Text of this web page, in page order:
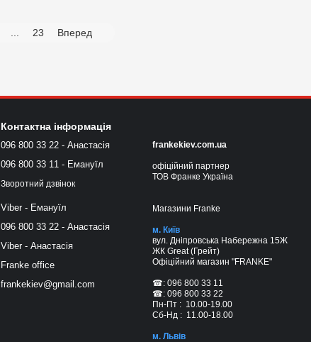
23 Вперед
Контактна інформація
096 800 33 22 - Анастасія
096 800 33 11 - Емануїл
Зворотний дзвінок
Viber - Емануїл
096 800 33 22 - Анастасія
Viber - Анастасія
Franke office
frankekiev@gmail.com
frankekiev.com.ua
офіційний партнер
ТОВ Франке Україна
Магазини Franke
м. Київ
вул. Дніпровська Набережна 15Ж
ЖК Great (Грейт)
Офіційний магазин "FRANKE"
☎: 096 800 33 11
☎: 096 800 33 22
Пн-Пт : 10.00-19.00
Сб-Нд : 11.00-18.00
м. Львів